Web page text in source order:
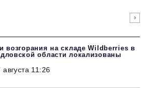
возгорания на складе Wildberries в
области локализованы
августа 11:26